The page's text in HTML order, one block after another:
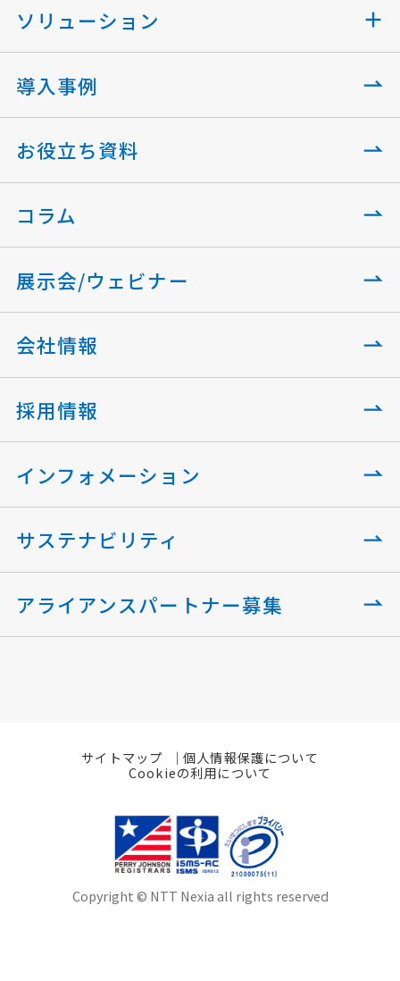
ソリューション
導入事例
お役立ち資料
コラム
展示会/ウェビナー
会社情報
採用情報
インフォメーション
サステナビリティ
アライアンスパートナー募集
サイトマップ
個人情報保護について
Cookieの利用について
Copyright © NTT Nexia all rights reserved